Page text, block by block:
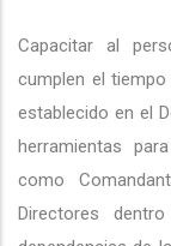
Capacitar al
cumplen el
establecido en el
herramientas
como
Directores